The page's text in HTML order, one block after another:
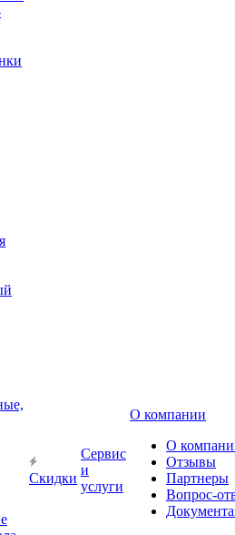
Скидки
Сервис
и
услуги
О компании
О
Отзывы
Партнеры
Вопрос-